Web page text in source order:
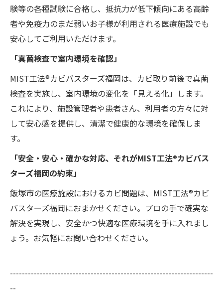
験等の各種試験に合格し、抵抗力が低下傾向にある高齢
者や免疫力のまだ弱いお子様が利用される医療施設でも
安心してご利用いただけます。
「真菌検査で室内環境を確認」
MIST工法®カビバスターズ福岡は、カビ取り前後で真菌
検査を実施し、室内環境の変化を「見える化」します。
これにより、施設管理者や患者さん、利用者の方々に対
して安心感を提供し、清潔で健康的な環境を確保しま
す。
「安全・安心・確かな対応、それがMIST工法®カビバス
ターズ福岡の約束」
飯塚市の医療施設におけるカビ問題は、MIST工法®カビ
バスターズ福岡におまかせください。プロの手で確実な
解決を実現し、安全かつ快適な医療環境を手に入れまし
ょう。お気軽にお問い合わせください。
--------------------------------------------------------------------
--